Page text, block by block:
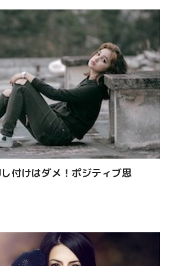
付けはダメ！ポジティブ思